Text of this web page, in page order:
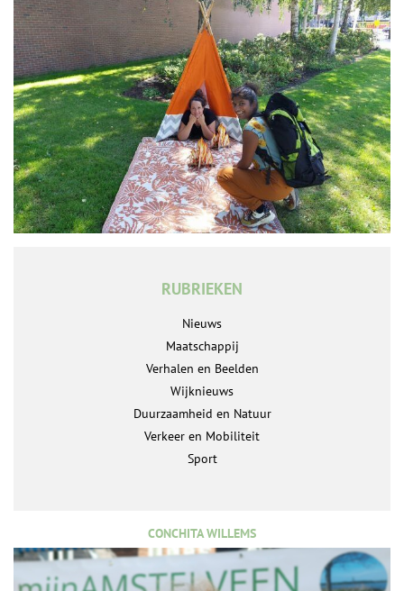
RUBRIEKEN
Nieuws
Maatschappij
Verhalen en Beelden
Wijknieuws
Duurzaamheid en Natuur
Verkeer en Mobiliteit
Sport
CONCHITA WILLEMS